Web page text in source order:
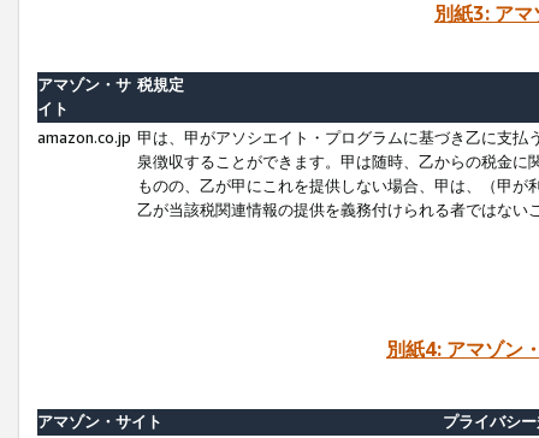
別紙3: ア
アマゾン・サ
イト
税規定
amazon.co.jp 甲は、甲がアソシエイト・プログラムに基づき乙に支
泉徴収することができます。甲は随時、乙からの税金
ものの、乙が甲にこれを提供しない場合、甲は、（甲
乙が当該税関連情報の提供を義務付けられる者ではな
別紙4: アマゾン
アマゾン・サイト
プライバシ